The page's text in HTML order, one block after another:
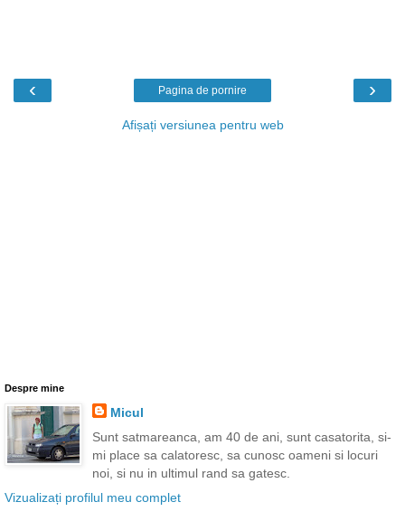
‹ ›
Pagina de pornire
Afișați versiunea pentru web
Despre mine
Micul
Sunt satmareanca, am 40 de ani, sunt casatorita, si-
mi place sa calatoresc, sa cunosc oameni si locuri
noi, si nu in ultimul rand sa gatesc.
Vizualizați profilul meu complet